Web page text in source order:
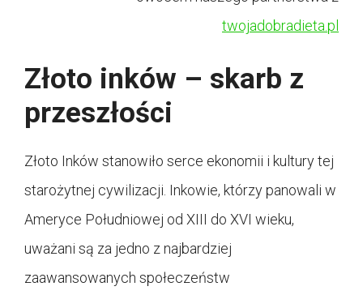
twojadobradieta.pl
Złoto inków – skarb z
przeszłości
Złoto Inków stanowiło serce ekonomii i kultury tej
starożytnej cywilizacji. Inkowie, którzy panowali w
Ameryce Południowej od XIII do XVI wieku,
uważani są za jedno z najbardziej
zaawansowanych społeczeństw